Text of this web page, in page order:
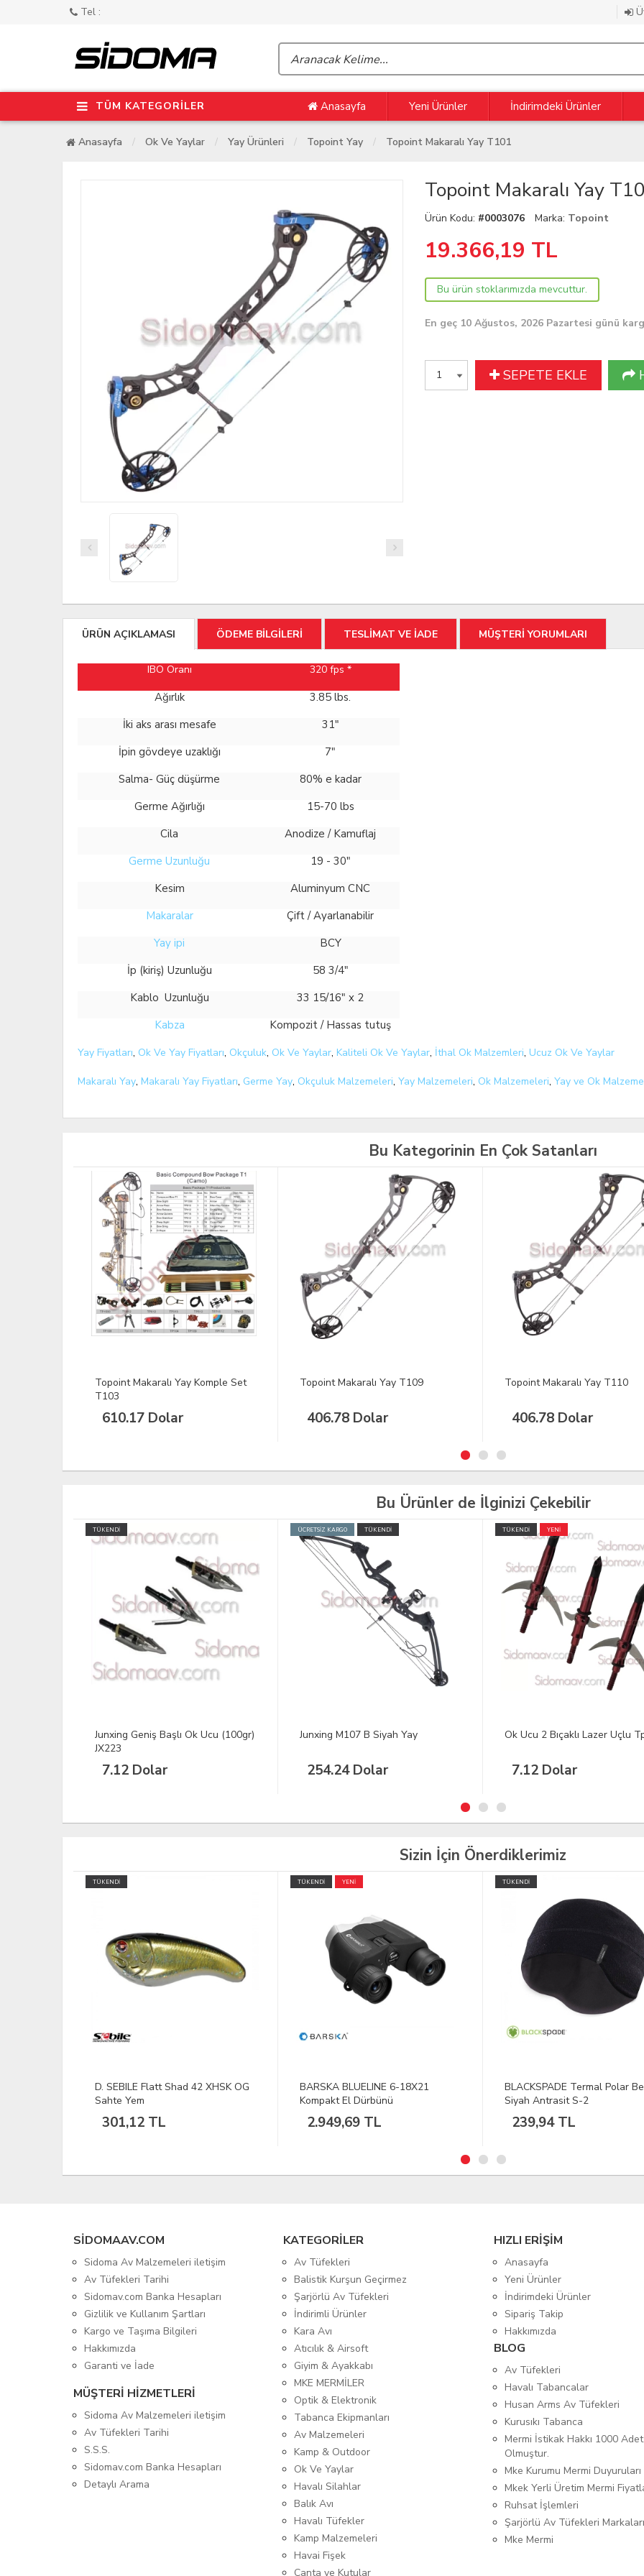
Tel :
TÜM KATEGORİLER Anasayfa Yeni Ürünler İndirimdeki Ürünler
Anasayfa Ok Ve Yaylar Yay Ürünleri Topoint Yay Topoint Makaralı Yay T101
Topoint Makaralı Yay
Ürün Kodu: #0003076 Marka: Topoint
19.366,19 TL
Bu ürün stoklarımızda mevcuttur.
En geç 10 Ağustos, 2026 Pazartesi günü
SEPETE EKLE
ÜRÜN AÇIKLAMASI ÖDEME BİLGİLERİ TESLİMAT VE İADE MÜŞTERİ YORUMLARI
IBO Oranı 320 fps *
Ağırlık
3.85 lbs.
İki aks arası mesafe
31"
İpin gövdeye uzaklığı
7"
Salma- Güç düşürme
80% e kadar
Germe Ağırlığı
15-70 lbs
Cila
Anodize / Kamuflaj
Germe Uzunluğu
19 - 30"
Kesim
Aluminyum CNC
Makaralar
Çift / Ayarlanabilir
Yay ipi
BCY
İp (kiriş) Uzunluğu
58 3/4"
Kablo Uzunluğu
33 15/16" x 2
Kabza
Kompozit / Hassas tutuş
Yay Fiyatları, Ok Ve Yay Fiyatları, Okçuluk, Ok Ve Yaylar, Kaliteli Ok Ve Yaylar, İthal Ok Malzemleri, Ucuz Ok Ve Yaylar
Makaralı Yay, Makaralı Yay Fiyatları, Germe Yay, Okçuluk Malzemeleri, Yay Malzemeleri, Ok Malzemeleri, Yay ve Ok
Bu Kategorinin En Çok Satanları
Topoint Makaralı Yay T109
406.78 Dolar
Topoint Makaralı Yay T110
406.78 Dolar
Topoint Makaralı Yay T102
406.78 Dolar
Bu Ürünler de İlginizi Çekebilir
ÜCRETSİZ KARGO
Junxing M107 B Siyah Yay
254.24 Dolar
TÜKENDİ YENİ
Ok Ucu 2 Bıçaklı Lazer Uçlu Tp226
7.12 Dolar
TÜKENDİ YENİ
Üfleme Tabancası Nişangahlı
Sizin İçin Önerdiklerimiz
TÜKENDİ
BARSKA BLUELINE 6-18X21
Kompakt El Dürbünü
2.949,69 TL
TÜKENDİ
BLACKSPADE Termal Polar Bere
Siyah Antrasit S-2
239,94 TL
TÜKENDİ
S.K.DEERHUNTER Elliott
399BambuKareli U.Kol Gömlek
1.756,66 TL
SIDOMAAV.COM
Sidoma Av Malzemeleri iletişim
Av Tüfekleri Tarihi
Sidomav.com Banka Hesapları
Gizlilik ve Kullanım Şartları
Kargo ve Taşıma Bilgileri
Hakkımızda
Garanti ve İade
MÜŞTERİ HİZMETLERİ
Sidoma Av Malzemeleri iletişim
Av Tüfekleri Tarihi
S.S.S.
Sidomav.com Banka Hesapları
Detaylı Arama
KATEGORİLER
Av Tüfekleri
Balistik Kurşun Geçirmez
Şarjörlü Av Tüfekleri
İndirimli Ürünler
Kara Avı
Atıcılık & Airsoft
Giyim & Ayakkabı
MKE MERMİLER
Optik & Elektronik
Tabanca Ekipmanları
Av Malzemeleri
Kamp & Outdoor
Ok Ve Yaylar
Havalı Silahlar
Balık Avı
Havalı Tüfekler
Kamp Malzemeleri
Havai Fişek
Çanta ve Kutular
HIZLI ERİŞİM
Anasayfa
Yeni Ürünler
İndirimdeki Ürünler
Sipariş Takip
Hakkımızda
BLOG
Av Tüfekleri
Havalı Tabancalar
Husan Arms Av Tüfekleri
Kurusıkı Tabanca
Mermi İstikak Hakkı 1000 Adet
Olmuştur.
Mke Kurumu Mermi
Mkek Yerli Üretim Mermi
Ruhsat İşlemleri
Şarjörlü Av Tüfekleri Markaları
Mke Mermi